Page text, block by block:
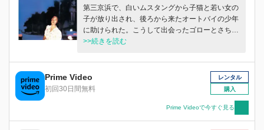
第三京浜で、白いムスタングから子猫と若い女の
子が放り出され、後ろから来たオートバイの少年
に助けられた。こうして出会ったゴローとさち乃
は同棲を始める。しかし、2人の関係は長くは続
る。
>>続きを読む
Prime Video
初回30日間無料
レンタル
購入
Prime Videoで今すぐ見る